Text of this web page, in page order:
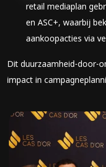
retail mediaplan
en ASC+, waarbij
aankoopacties via
Dit duurzaamheid-door-
impact in